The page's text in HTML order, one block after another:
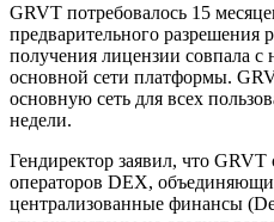
GRVT потребовалось 15
предварительного разрешения
получения лицензии совпала с
основной сети платформы.
основную сеть для всех
недели.
Гендиректор заявил, что
операторов DEX,
централизованные финансы